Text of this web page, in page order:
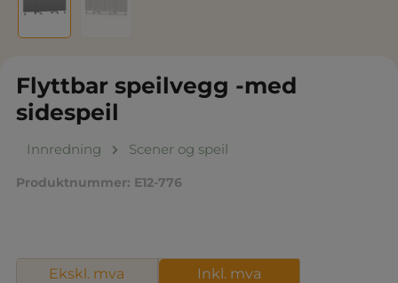
Flyttbar speilvegg -med
sidespeil
Innredning Scener og speil
Produktnummer: E12-776
Ekskl. mva Inkl. mva